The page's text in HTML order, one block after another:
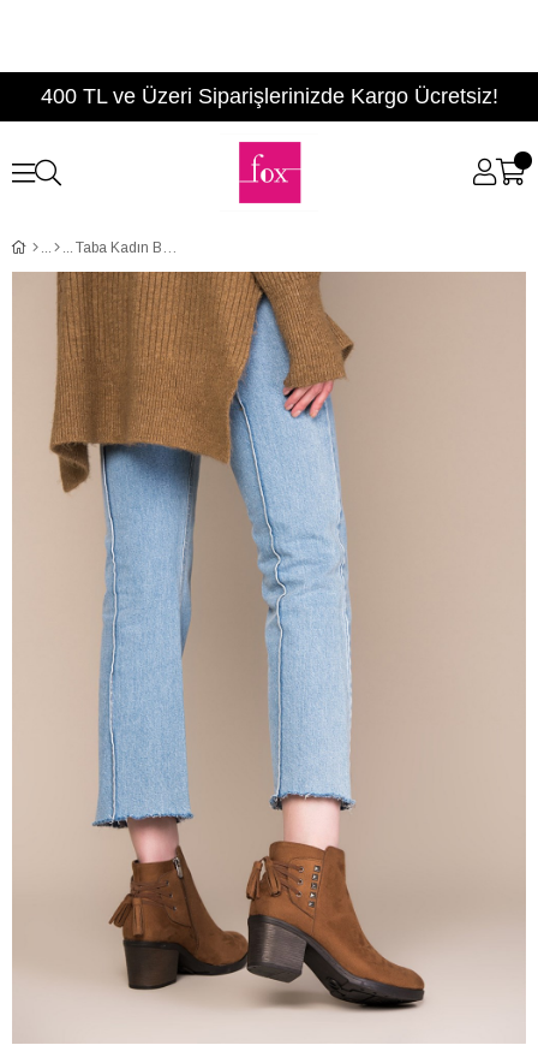
400 TL ve Üzeri Siparişlerinizde Kargo Ücretsiz!
Taba Kadın Bot C367070402